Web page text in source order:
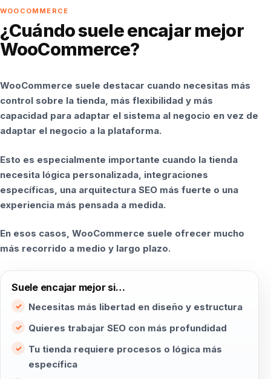
WOOCOMMERCE
¿Cuándo suele encajar mejor
WooCommerce?
WooCommerce suele destacar cuando necesitas más
control sobre la tienda, más flexibilidad y más
capacidad para adaptar el sistema al negocio en vez de
adaptar el negocio a la plataforma.
Esto es especialmente importante cuando la tienda
necesita lógica personalizada, integraciones
específicas, una arquitectura SEO más fuerte o una
experiencia más pensada a medida.
En esos casos, WooCommerce suele ofrecer mucho
más recorrido a medio y largo plazo.
Suele encajar mejor si…
Necesitas más libertad en diseño y estructura
Quieres trabajar SEO con más profundidad
Tu tienda requiere procesos o lógica más
específica